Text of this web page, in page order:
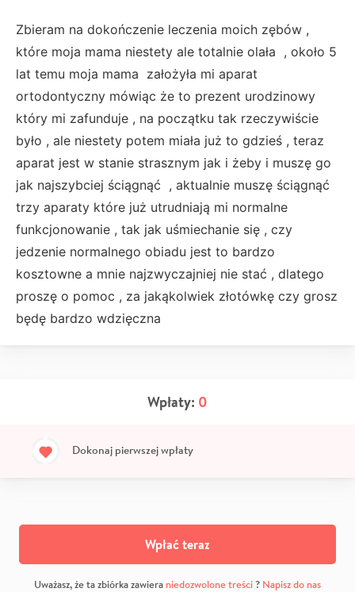
Zbieram na dokończenie leczenia moich zębów ,
które moja mama niestety ale totalnie olała , około 5
lat temu moja mama założyła mi aparat
ortodontyczny mówiąc że to prezent urodzinowy
który mi zafunduje , na początku tak rzeczywiście
było , ale niestety potem miała już to gdzieś , teraz
aparat jest w stanie strasznym jak i żeby i muszę go
jak najszybciej ściągnąć , aktualnie muszę ściągnąć
trzy aparaty które już utrudniają mi normalne
funkcjonowanie , tak jak uśmiechanie się , czy
jedzenie normalnego obiadu jest to bardzo
kosztowne a mnie najzwyczajniej nie stać , dlatego
proszę o pomoc , za jakąkolwiek złotówkę czy grosz
będę bardzo wdzięczna
Wpłaty: 0
Dokonaj pierwszej wpłaty
Wpłać teraz
Uważasz, że ta zbiórka zawiera niedozwolone treści? Napisz do nas